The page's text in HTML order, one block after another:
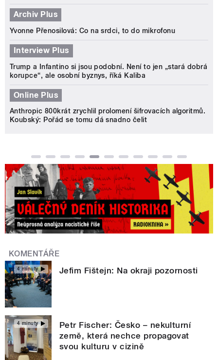
Archiv Plus
Yvonne Přenosilová: Co na srdci, to do mikrofonu
Interview Plus
Trump a Infantino si jsou podobní. Není to jen „stará dobrá
korupce“, ale osobní byznys, říká Kaliba
Online Plus
Anthropic 800krát zrychlil prolomení šifrovacích algoritmů.
Koubský: Pořád se tomu dá snadno čelit
KOMENTÁŘE
4 minuty Jefim Fištejn: Na okraji pozornosti
4 minuty
Petr Fischer: Česko – nekulturní
země, která nechce propagovat
svou kulturu v cizině